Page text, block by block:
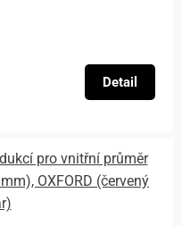
Detail
pro vnitřní průměr
OXFORD (červený